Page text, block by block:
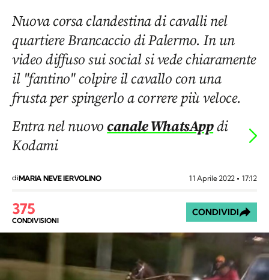
Nuova corsa clandestina di cavalli nel
quartiere Brancaccio di Palermo. In un
video diffuso sui social si vede chiaramente
il "fantino" colpire il cavallo con una
frusta per spingerlo a correre più veloce.
Entra nel nuovocanale WhatsAppdi
Kodami
diMARIA NEVE IERVOLINO 11 Aprile 2022 17:12
375
CONDIVISIONI
CONDIVIDI